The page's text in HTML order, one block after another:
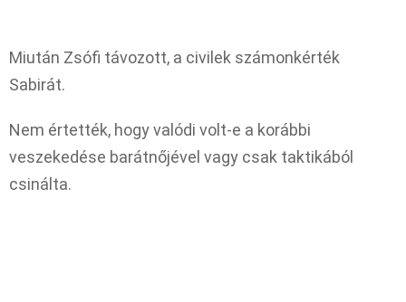
Miután Zsófi távozott, a civilek számonkérték
Sabirát.
Nem értették, hogy valódi volt-e a korábbi
veszekedése barátnőjével vagy csak taktikából
csinálta.